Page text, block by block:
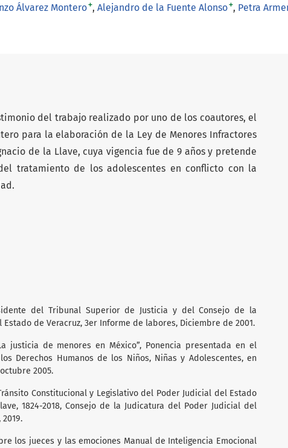
Álvarez Montero+ Alejandro de la Fuente Alonso+ Petra
del trabajo realizado por uno de los coautores, el
para la elaboración de la Ley de Menores Infractores
de la Llave, cuya vigencia fue de 9 años y pretende
tratamiento de los adolescentes en conflicto con la
del Tribunal Superior de Justicia y del Consejo de la
de Veracruz, 3er Informe de labores, Diciembre de 2001.
justicia de menores en México”, Ponencia presentada en el
Derechos Humanos de los Niños, Niñas y Adolescentes, en
2005.
Constitucional y Legislativo del Poder Judicial del Estado
1824-2018, Consejo de la Judicatura del Poder Judicial del
los jueces y las emociones Manual de Inteligencia Emocional